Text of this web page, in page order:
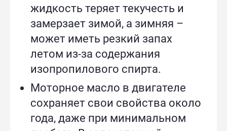
жидкость теряет текучесть и
замерзает зимой, а зимняя –
может иметь резкий запах
летом из-за содержания
изопропилового спирта.
Моторное масло в двигателе
сохраняет свои свойства около
года, даже при минимальном